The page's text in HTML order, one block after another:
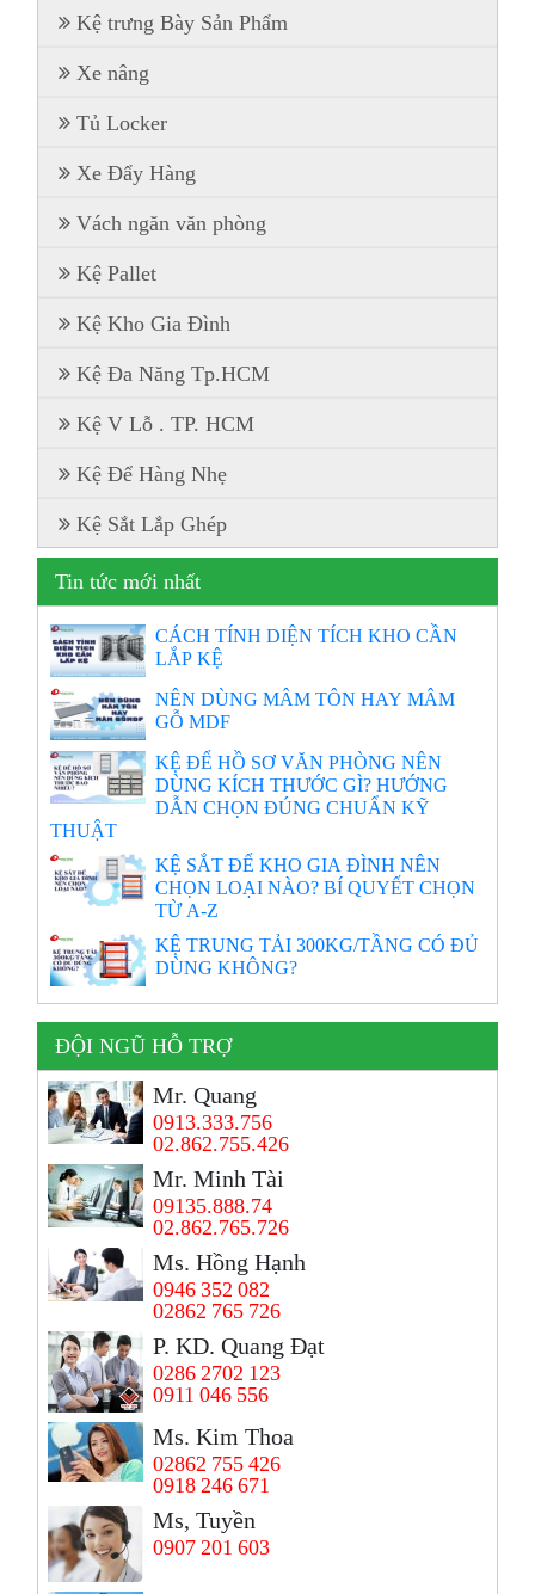
Kệ trưng Bày Sản Phẩm
Xe nâng
Tủ Locker
Xe Đẩy Hàng
Vách ngăn văn phòng
Kệ Pallet
Kệ Kho Gia Đình
Kệ Đa Năng Tp.HCM
Kệ V Lỗ . TP. HCM
Kệ Để Hàng Nhẹ
Kệ Sắt Lắp Ghép
Tin tức mới nhất
CÁCH TÍNH DIỆN TÍCH KHO CẦN
LẮP KỆ
NÊN DÙNG MÂM TÔN HAY MÂM
GỖ MDF
KỆ ĐỂ HỒ SƠ VĂN PHÒNG NÊN
DÙNG KÍCH THƯỚC GÌ? HƯỚNG
DẪN CHỌN ĐÚNG CHUẨN KỸ
THUẬT
KỆ SẮT ĐỂ KHO GIA ĐÌNH NÊN
CHỌN LOẠI NÀO? BÍ QUYẾT CHỌN
TỪ A-Z
KỆ TRUNG TẢI 300KG/TẦNG CÓ ĐỦ
DÙNG KHÔNG?
ĐỘI NGŨ HỖ TRỢ
Mr. Quang
0913.333.756
02.862.755.426
Mr. Minh Tài
09135.888.74
02.862.765.726
Ms. Hồng Hạnh
0946 352 082
02862 765 726
P. KD. Quang Đạt
0286 2702 123
0911 046 556
Ms. Kim Thoa
02862 755 426
0918 246 671
Ms, Tuyền
0907 201 603